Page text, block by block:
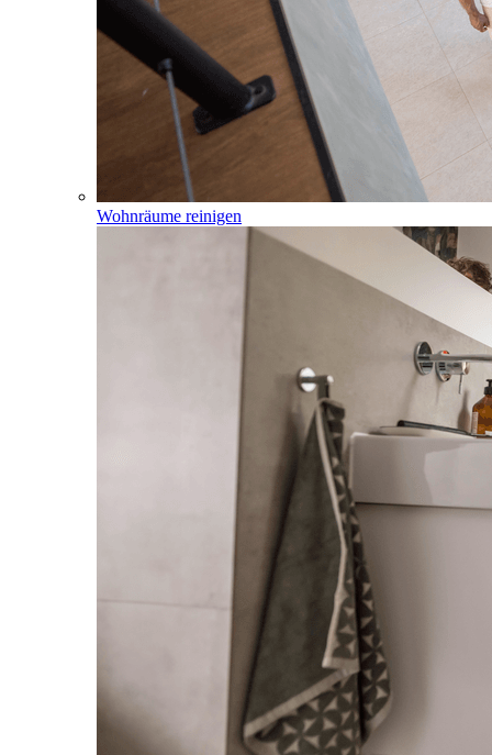
Wohnräume reinigen